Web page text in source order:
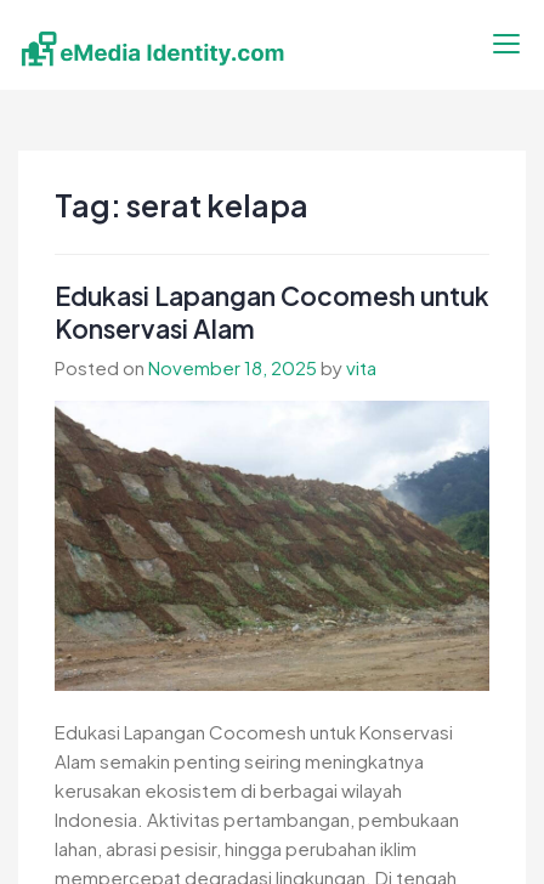
content
Tag: serat kelapa
Edukasi Lapangan Cocomesh untuk
Konservasi Alam
Posted on November 18, 2025 byvita
Edukasi Lapangan Cocomesh untuk Konservasi
Alam semakin penting seiring meningkatnya
kerusakan ekosistem di berbagai wilayah
Indonesia. Aktivitas pertambangan, pembukaan
lahan, abrasi pesisir, hingga perubahan iklim
mempercepat degradasi lingkungan. Di tengah